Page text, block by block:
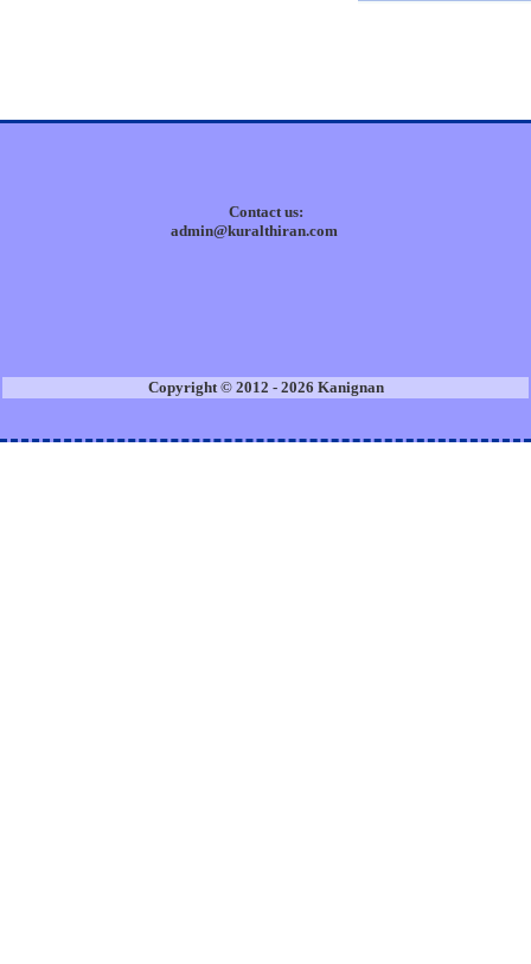
Contact us:
admin@kuralthiran.com
Copyright © 2012 - 2026 Kanignan